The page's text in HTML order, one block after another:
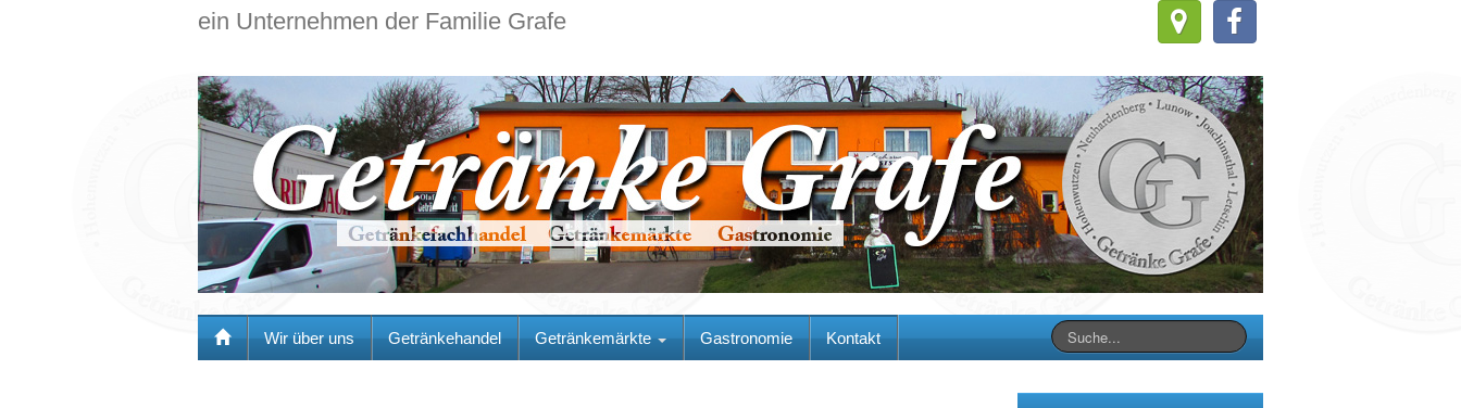
ein Unternehmen der Familie Grafe
Wir über uns Getränkehandel Getränkemärkte Gastronomie Kontakt